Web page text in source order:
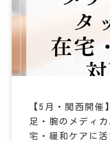
【5月・関西開催
足・腕のメディ
宅・緩和ケアに